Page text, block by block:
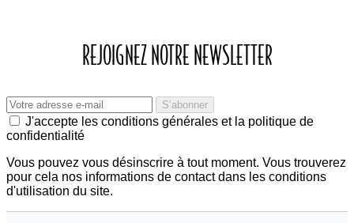
REJOIGNEZ NOTRE NEWSLETTER
J'accepte les conditions générales et la politique de
confidentialité
Vous pouvez vous désinscrire à tout moment. Vous trouverez
pour cela nos informations de contact dans les conditions
d'utilisation du site.